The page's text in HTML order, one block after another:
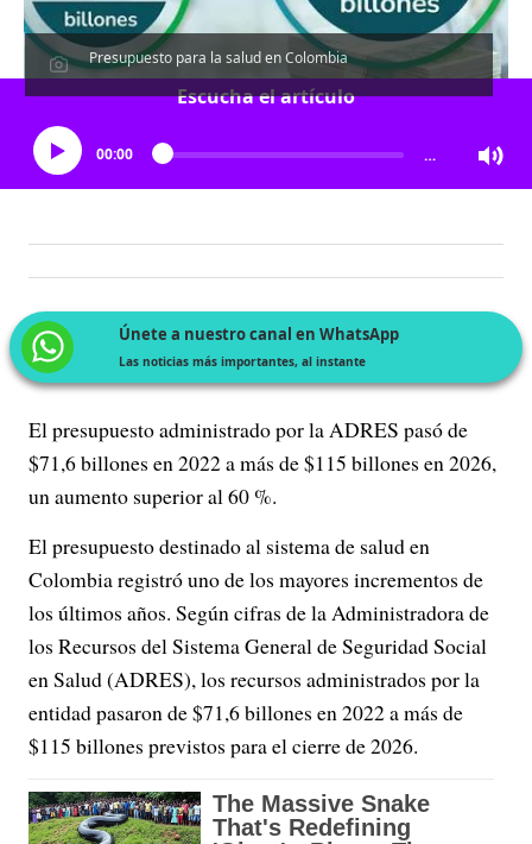
Presupuesto para la salud en Colombia
Escucha el artículo
00:00 …
Únete a nuestro canal en WhatsApp
Las noticias más importantes, al instante
El presupuesto administrado por la ADRES pasó de
$71,6 billones en 2022 a más de $115 billones en 2026,
un aumento superior al 60 %.
El presupuesto destinado al sistema de salud en
Colombia registró uno de los mayores incrementos de
los últimos años. Según cifras de la Administradora de
los Recursos del Sistema General de Seguridad Social
en Salud (ADRES), los recursos administrados por la
entidad pasaron de $71,6 billones en 2022 a más de
$115 billones previstos para el cierre de 2026.